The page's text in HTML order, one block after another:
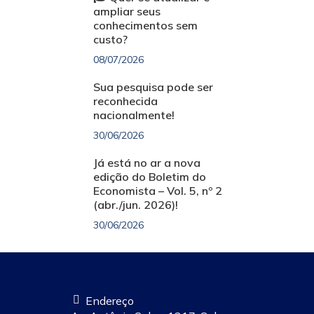
ampliar seus
conhecimentos sem
custo?
08/07/2026
Sua pesquisa pode ser
reconhecida
nacionalmente!
30/06/2026
Já está no ar a nova
edição do Boletim do
Economista – Vol. 5, nº 2
(abr./jun. 2026)!
30/06/2026
Endereço